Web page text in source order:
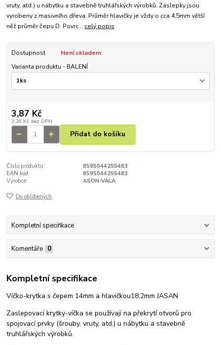
vruty, atd.) u nábytku a stavebně truhlářských výrobků. Záslepky jsou
vyrobeny z masivního dřeva. Průměr hlavičky je vždy o cca 4,5mm větší
něž průměr čepu D. Povrc... celý popis
Dostupnost
Není skladem
Varianta produktu - BALENÍ
3,87 Kč
3,20 Kč bez DPH
Přidat do košíku
Číslo produktu:
8595044255483
EAN kód:
8595044255483
Výrobce:
ASON-VALA
Do oblíbených
Kompletní specifikace
Komentáře 0
Kompletní specifikace
Víčko-krytka s čepem 14mm a hlavičkou18,2mm JASAN
Zaslepovací krytky-víčka se používají na překrytí otvorů pro
spojovací prvky (šrouby, vruty, atd.) u nábytku a stavebně
truhlářských výrobků.